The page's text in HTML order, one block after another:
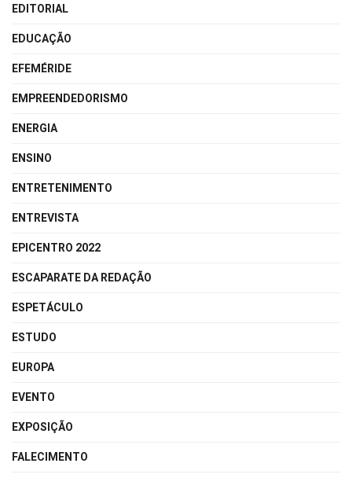
EDITORIAL
EDUCAÇÃO
EFEMÉRIDE
EMPREENDEDORISMO
ENERGIA
ENSINO
ENTRETENIMENTO
ENTREVISTA
EPICENTRO 2022
ESCAPARATE DA REDAÇÃO
ESPETÁCULO
ESTUDO
EUROPA
EVENTO
EXPOSIÇÃO
FALECIMENTO